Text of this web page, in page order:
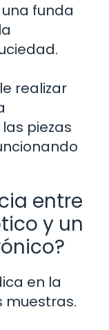
funda
realizar
piezas
entre
y un
en la
muestras.